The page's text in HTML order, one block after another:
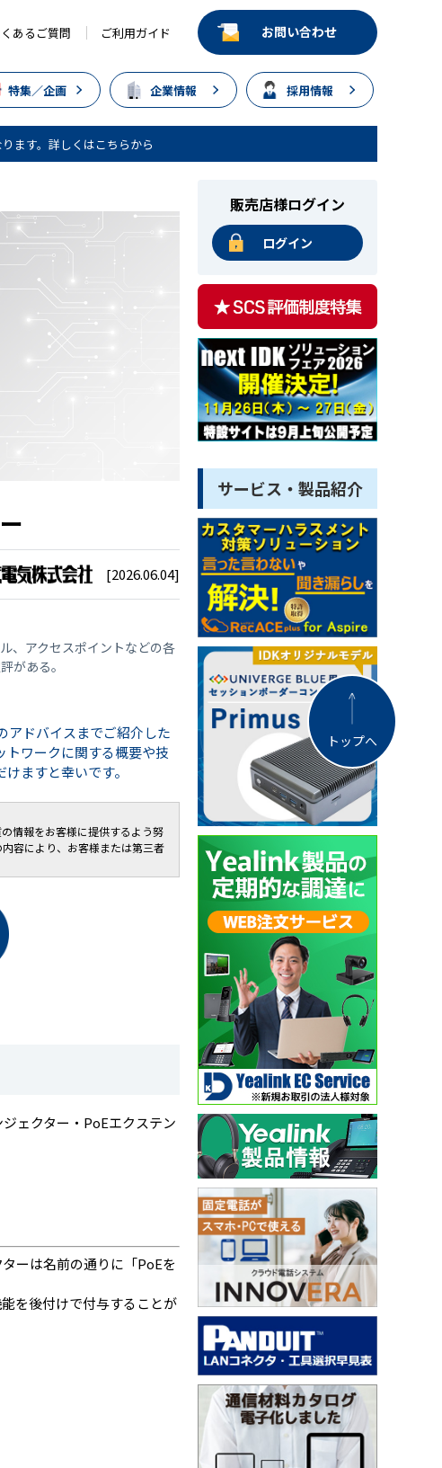
トップへ
あるご質問 ご利用ガイド お問い合わせ
特集／企画 企業情報 採用情報
ます。詳しくはこちらから
[2026.06.04]
、アクセスポイントなどの各
がある。
アドバイスまでご紹介した
トワークに関する概要や技
ますと幸いです。
情報をお客様に提供するよう努
容により、お客様または第三者
ェクター・PoEエクステン
ーは名前の通りに「PoEを
を後付けで付与することが
販売店様ログイン
ログイン
サービス・製品紹介